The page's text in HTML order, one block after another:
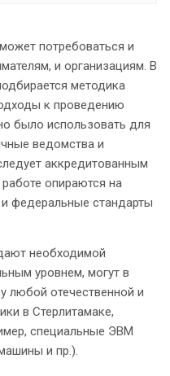
потребоваться и
и организациям. В
методика
к проведению
было использовать для
ведомства и
аккредитованным
опираются на
федеральные стандарты
необходимой
уровнем, могут в
любой отечественной и
в Стерлитамаке,
специальные ЭВМ
и пр.).